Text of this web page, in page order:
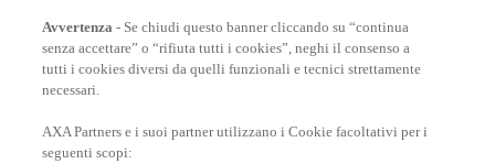
CONSIGLI E INFORMAZIONI
INFORMAZIONI UTILI
Avvertenza - Se chiudi questo banner cliccando su “continua
senza accettare” o “rifiuta tutti i cookies”, neghi il consenso a
tutti i cookies diversi da quelli funzionali e tecnici strettamente
necessari.
AXA Partners e i suoi partner utilizzano i Cookie facoltativi per i
seguenti scopi: